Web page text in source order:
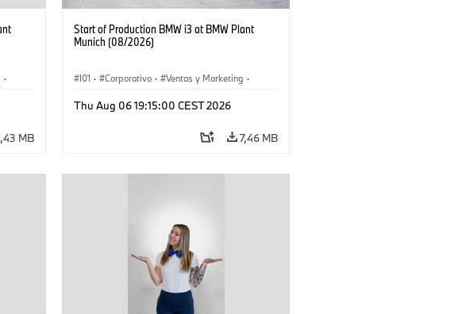
·
MB
Start of Production BMW i3 at BMW Plant
Munich (08/2026)
I01 · Corporativo · Ventas y Marketing ·
Thu Aug 06 19:15:00 CEST 2026
7,46 MB